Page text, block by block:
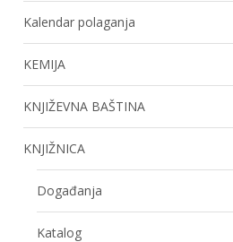
Kalendar polaganja
KEMIJA
KNJIŽEVNA BAŠTINA
KNJIŽNICA
Događanja
Katalog